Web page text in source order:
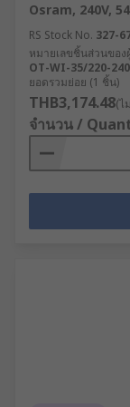
Osram, 240V,
RS Stock No. 327-
หมายเลขชิ้นส่วนของ
OT-WI-35/220-
ยอดรวมย่อย (1 ชิ้น)
THB3,174.48(ไ
จำนวน /